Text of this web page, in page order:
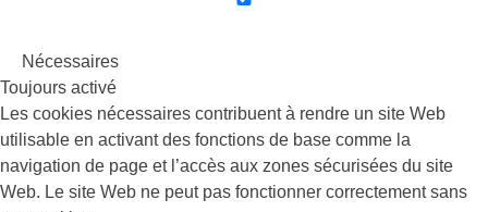
Nécessaires
Toujours activé
Les cookies nécessaires contribuent à rendre un site Web
utilisable en activant des fonctions de base comme la
navigation de page et l’accès aux zones sécurisées du site
Web. Le site Web ne peut pas fonctionner correctement sans